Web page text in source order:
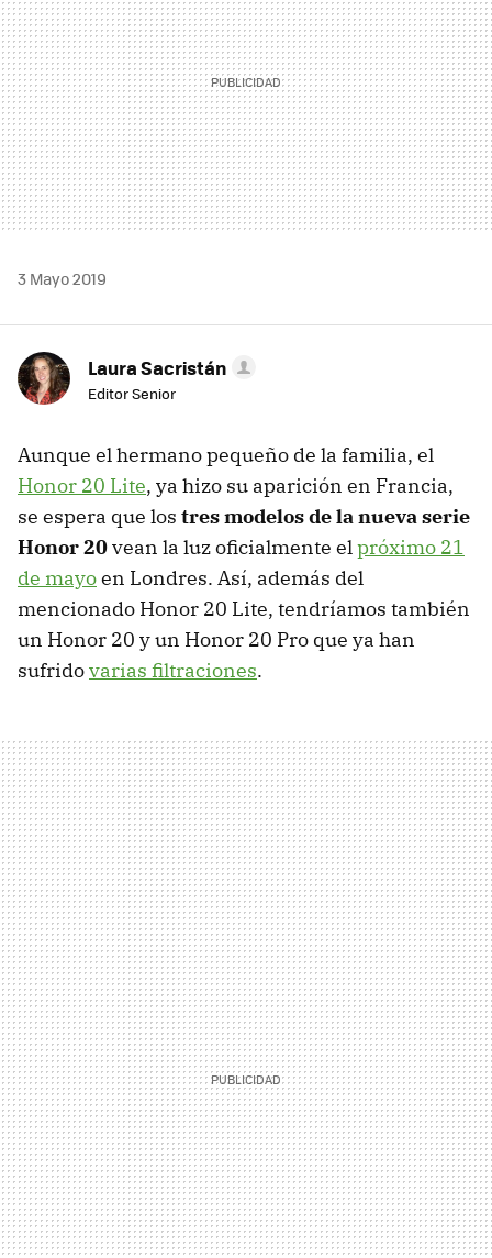
3 Mayo 2019
Laura Sacristán
Editor Senior
Aunque el hermano pequeño de la familia, el
Honor 20 Lite, ya hizo su aparición en Francia,
se espera que los tres modelos de la nueva serie
Honor 20vean la luz oficialmente elpróximo 21
de mayoen Londres. Así, además del
mencionado Honor 20 Lite, tendríamos también
un Honor 20 y un Honor 20 Pro que ya han
sufridovarias filtraciones.